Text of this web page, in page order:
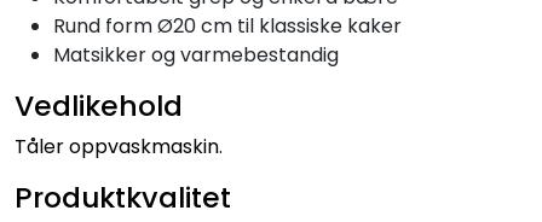
Rund form Ø20 cm til klassiske kaker
Matsikker og varmebestandig
Vedlikehold
Tåler oppvaskmaskin.
Produktkvalitet